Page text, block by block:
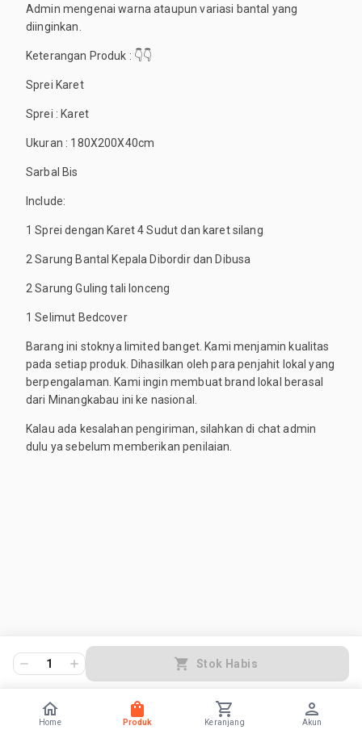
Admin mengenai warna ataupun variasi bantal yang
diinginkan.
Keterangan Produk : 👇👇
Sprei Karet
Sprei : Karet
Ukuran : 180X200X40cm
Sarbal Bis
Include:
1 Sprei dengan Karet 4 Sudut dan karet silang
2 Sarung Bantal Kepala Dibordir dan Dibusa
2 Sarung Guling tali lonceng
1 Selimut Bedcover
Barang ini stoknya limited banget. Kami menjamin kualitas
pada setiap produk. Dihasilkan oleh para penjahit lokal yang
berpengalaman. Kami ingin membuat brand lokal berasal
dari Minangkabau ini ke nasional.
Kalau ada kesalahan pengiriman, silahkan di chat admin
dulu ya sebelum memberikan penilaian.
1 Stok Habis
Home Produk Keranjang Akun